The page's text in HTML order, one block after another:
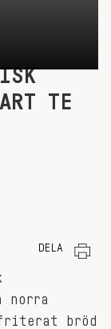
TE
DELA
norra
bröd